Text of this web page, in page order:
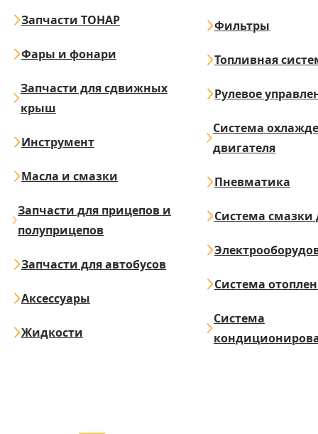
Запчасти ТОНАР
Фары и фонари
Запчасти для сдвижных
крыш
Инструмент
Масла и смазки
Запчасти для прицепов и
полуприцепов
Запчасти для автобусов
Аксессуары
Жидкости
Фильтры
Топливная
Рулевое
Система
двигателя
Пневматика
Система смазки
Система
Система